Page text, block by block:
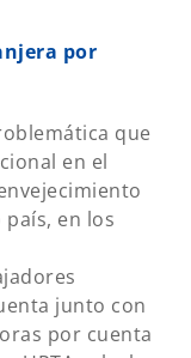
por
que
en el
en los
junto con
por cuenta